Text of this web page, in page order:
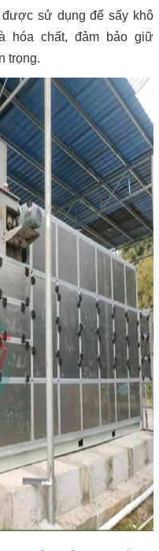
sử dụng để sấy khô
hóa chất, đảm bảo giữ
trọng.